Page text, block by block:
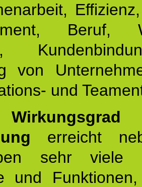
Beruf,
von
und
erreicht
sehr viele
und